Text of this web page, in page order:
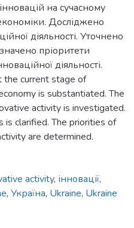
на сучасному
Досліджено
діяльності. Уточнено
пріоритети
діяльності.
the current stage of
is substantiated. The
activity is investigated.
is clarified. The priorities of
are determined.
activity, інновації,
, Україна, Ukraine, Ukraine